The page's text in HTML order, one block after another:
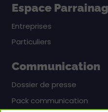
Espace
Entreprises
Particuliers
Communication
Dossier de presse
Pack communication